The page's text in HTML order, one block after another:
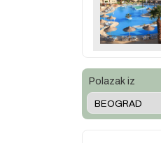
Polazak iz